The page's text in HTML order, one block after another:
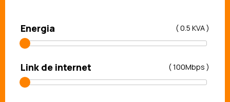
Energia (0.5 KVA)
Link de internet (100Mbps )